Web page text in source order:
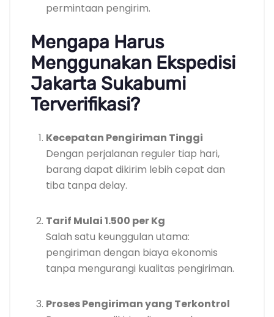
permintaan pengirim.
Mengapa Harus
Menggunakan Ekspedisi
Jakarta Sukabumi
Terverifikasi?
Kecepatan Pengiriman Tinggi
Dengan perjalanan reguler tiap hari,
barang dapat dikirim lebih cepat dan
tiba tanpa delay.
Tarif Mulai 1.500 per Kg
Salah satu keunggulan utama:
pengiriman dengan biaya ekonomis
tanpa mengurangi kualitas pengiriman.
Proses Pengiriman yang Terkontrol